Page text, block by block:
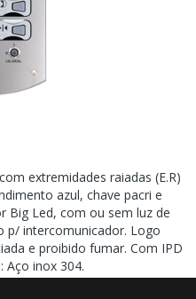
extremidades raiadas (E.R)
azul, chave pacri e
Big Led, com ou sem luz de
p/ intercomunicador. Logo
e proibido fumar. Com IPD
Aço inox 304.